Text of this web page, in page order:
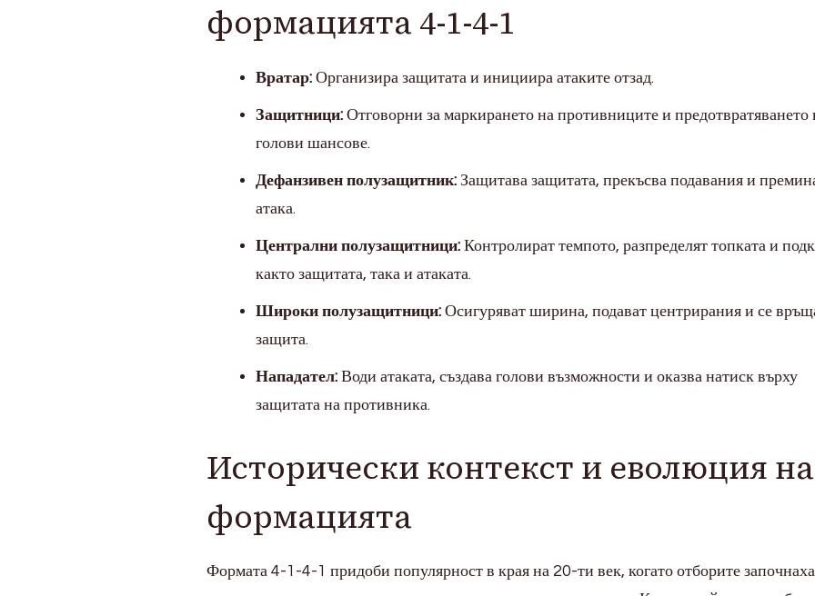
формацията 4-1-4-1
Вратар: Организира защитата и инициира атаките отзад.
Защитници: Отговорни за маркирането на противниците и предотвратяването
голови шансове.
Дефанзивен полузащитник: Защитава защитата, прекъсва подавания и
атака.
Централни полузащитници: Контролират темпото, разпределят топката и
както защитата, така и атаката.
Широки полузащитници: Осигуряват ширина, подават центрирания и се
защита.
Нападател: Води атаката, създава голови възможности и оказва натиск върху
защитата на противника.
Исторически контекст и еволюция на
формацията
Формата 4-1-4-1 придоби популярност в края на 20-ти век, когато отборите